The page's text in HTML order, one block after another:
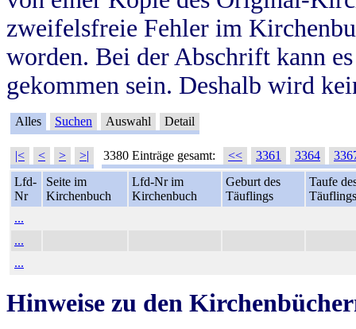
zweifelsfreie Fehler im
worden. Bei der Abschrift kann
gekommen sein. Deshalb wird
Alles Suchen Auswahl Detail
|< < > >| 3380 Einträge gesamt: << 3361 3364
Lfd-
Nr
Seite im
Kirchenbuch
Lfd-Nr im
Kirchenbuch
Geburt des
Täuflings
Taufe
Täuflings
...
...
...
Hinweise zu den